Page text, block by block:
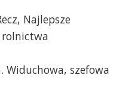
Najlepsze
rolnictwa
Widuchowa, szefowa